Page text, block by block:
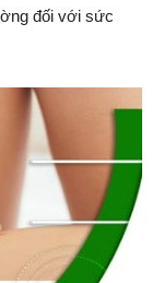
đối với sức